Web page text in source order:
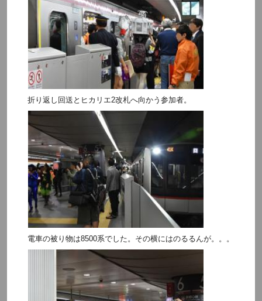
折り返し回送とヒカリエ2改札へ向かう参加者。
電車の被り物は8500系でした。その横にはのるるんが。。。